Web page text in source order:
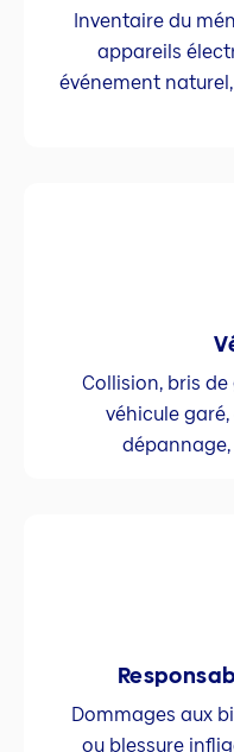
Inventaire du
appareils
événement
Collision, bris
véhicule
Dommages aux
ou blessure